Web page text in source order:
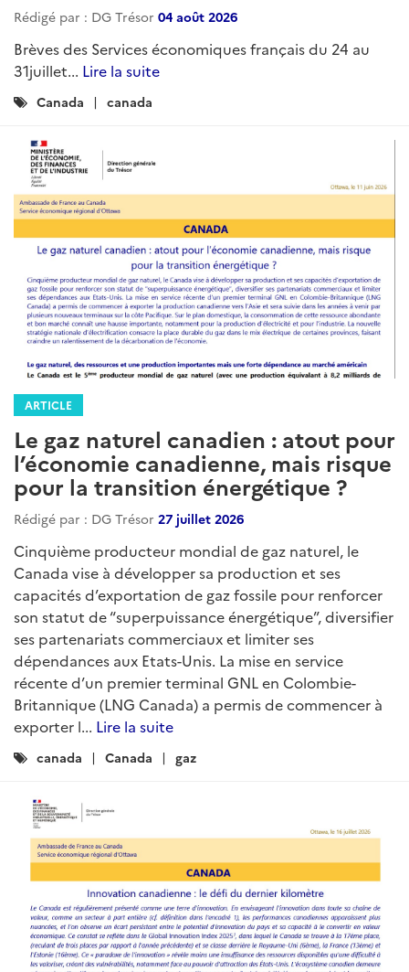
Rédigé par : DG Trésor 04 août 2026
Brèves des Services économiques français du 24 au
31juillet... Lire la suite
Catégories
Canada canada
ARTICLE
Le gaz naturel canadien : atout pour
l’économie canadienne, mais risque
pour la transition énergétique ?
Rédigé par : DG Trésor 27 juillet 2026
Cinquième producteur mondial de gaz naturel, le
Canada vise à développer sa production et ses
capacités d’exportation de gaz fossile pour renforcer
son statut de “superpuissance énergétique”, diversifier
ses partenariats commerciaux et limiter ses
dépendances aux Etats-Unis. La mise en service
récente d’un premier terminal GNL en Colombie-
Britannique (LNG Canada) a permis de commencer à
exporter l... Lire la suite
Catégories
canada Canada gaz